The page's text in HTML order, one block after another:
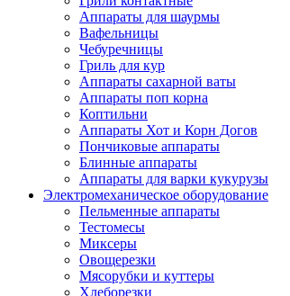
Аппараты для шаурмы
Вафельницы
Чебуречницы
Гриль для кур
Аппараты сахарной ваты
Аппараты поп корна
Коптильни
Аппараты Хот и Корн Догов
Пончиковые аппараты
Блинные аппараты
Аппараты для варки кукурузы
Электромеханическое оборудование
Пельменные аппараты
Тестомесы
Миксеры
Овощерезки
Мясорубки и куттеры
Хлеборезки